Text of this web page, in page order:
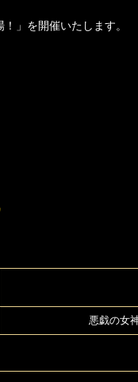
」を開催いたします。
悪戯の女